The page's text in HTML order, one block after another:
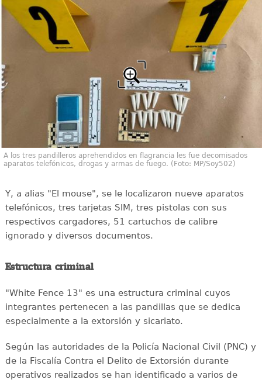
A los tres pandilleros aprehendidos en flagrancia les fue decomisados
aparatos telefónicos, drogas y armas de fuego. (Foto: MP/Soy502)
Y, a alias "El mouse", se le localizaron nueve aparatos
telefónicos, tres tarjetas SIM, tres pistolas con sus
respectivos cargadores, 51 cartuchos de calibre
ignorado y diversos documentos.
Estructura criminal
"White Fence 13" es una estructura criminal cuyos
integrantes pertenecen a las pandillas que se dedica
especialmente a la extorsión y sicariato.
Según las autoridades de la Policía Nacional Civil (PNC) y
de la Fiscalía Contra el Delito de Extorsión durante
operativos realizados se han identificado a varios de